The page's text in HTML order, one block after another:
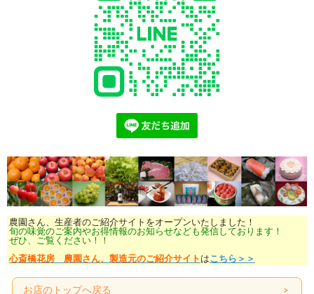
農園さん、生産者のご紹介サイトをオープンいたしました！
旬の味覚のご案内やお得情報のお知らせなども発信しております！
ぜひ、ご覧ください！！
心斎橋花房 農園さん、製造元のご紹介サイト はこちら＞＞
お店のトップへ戻る